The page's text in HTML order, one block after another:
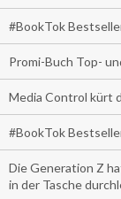
#BookTok
Promi-Buch Top-
Media Control kürt
#BookTok
Die Generation Z
in der Tasche